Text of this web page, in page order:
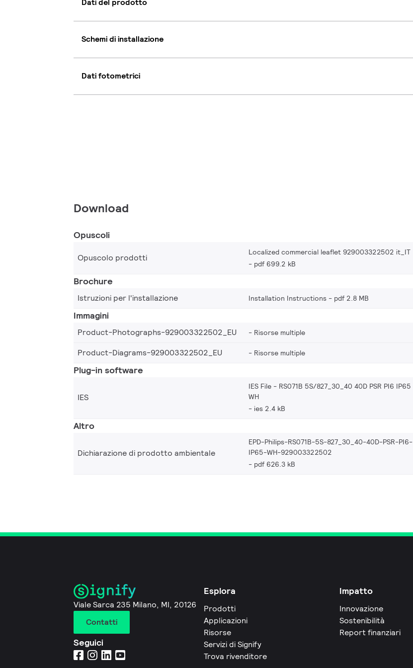
Dati del prodotto
Schemi di installazione
Dati fotometrici
Download
Opuscoli
Opuscolo prodotti
Localized commercial leaflet 929003322502 it_IT
pdf 699.2 kB
Brochure
Istruzioni per l'installazione Installation Instructions pdf 2.8 MB
Immagini
Product-Photographs-929003322502_EU Risorse multiple
Product-Diagrams-929003322502_EU
Risorse multiple
Plug-in software
IES
IES File - RS071B 5S/827_30_40 40D PSR PI6 IP65
WH
ies 2.4 kB
Altro
Dichiarazione di prodotto ambientale
EPD-Philips-RS071B-5S-827_30_40-40D-PSR-PI6-
IP65-WH-929003322502
pdf 626.3 kB
Viale Sarca 235 Milano, MI, 20126
Contatti
Seguici
Esplora
Prodotti
Applicazioni
Risorse
Servizi di Signify
Trova rivenditore
Impatto
Innovazione
Sostenibilità
Report finanziari